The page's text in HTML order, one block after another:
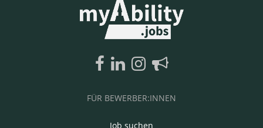
FÜR BEWERBER:INNEN
Job suchen